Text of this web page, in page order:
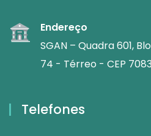
Endereço
SGAN – Quadra 601,
74 - Térreo - CEP
Telefones